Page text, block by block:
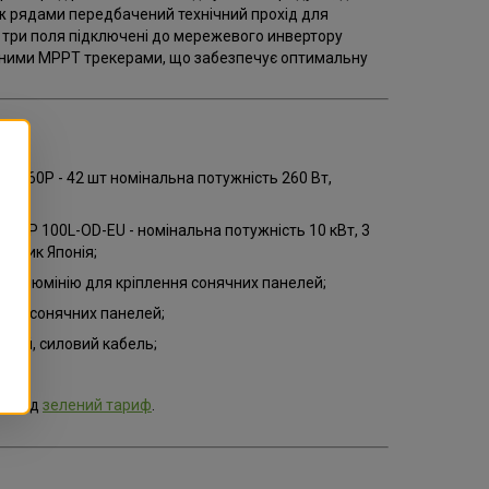
рядами передбачений технічний прохід для
поля підключені до мережевого инвертору
MPPT трекерами, що забезпечує оптимальну
260P - 42 шт номінальна потужність 260 Вт,
KP 100L-OD-EU - номінальна потужність 10 кВт, 3
Японія;
алюмінію для кріплення сонячних панелей;
сонячних панелей;
силовий кабель;
під зелений тариф